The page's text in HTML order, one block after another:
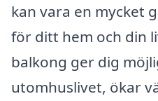
kan vara en mycket
för ditt hem och din
balkong ger dig
utomhuslivet, ökar